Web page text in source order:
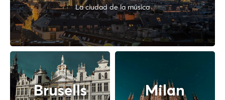
La ciudad de la música
Brusells Milan